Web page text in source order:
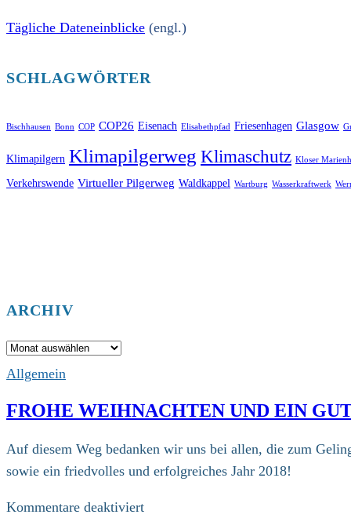
Tägliche Dateneinblicke (engl.)
SCHLAGWÖRTER
Bischhausen Bonn COP COP26 Eisenach Elisabethpfad Friesenhagen Glasgow
Klimapilgern Klimapilgerweg Klimaschutz Kloser
Verkehrswende Virtueller Pilgerweg Waldkappel Wartburg Wasserkraftwerk
ARCHIV
Archiv
Allgemein
FROHE WEIHNACHTEN UND EIN
Auf diesem Weg bedanken wir uns bei allen, die zum
sowie ein friedvolles und erfolgreiches Jahr 2018!
Kommentare deaktiviertfür